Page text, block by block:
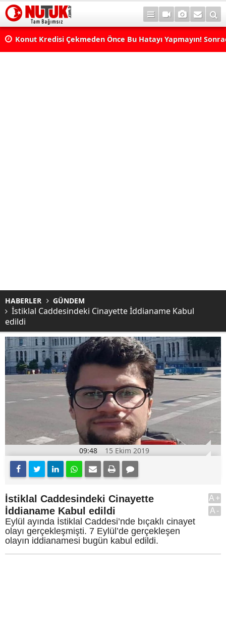
Konut Kredisi Çekmeden Önce Bu Hatayı Yapmayın!
HABERLER GÜNDEM
İstiklal Caddesindeki Cinayette İddianame Kabul
edildi
09:48 15 Ekim 2019
İstiklal Caddesindeki Cinayette
İddianame Kabul edildi
Eylül ayında İstiklal Caddesi’nde bıçaklı cinayet
olayı gerçekleşmişti. 7 Eylül’de gerçekleşen
olayın iddianamesi bugün kabul edildi.
A+
A-